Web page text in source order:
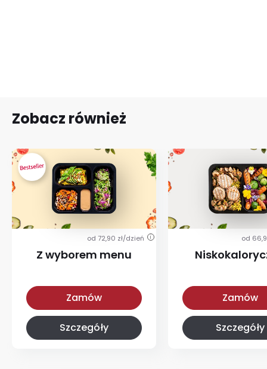
Zobacz również
od 72,90 zł/dzień i
Z wyborem menu
Zamów
Szczegóły
od
Zamów
Szczegóły